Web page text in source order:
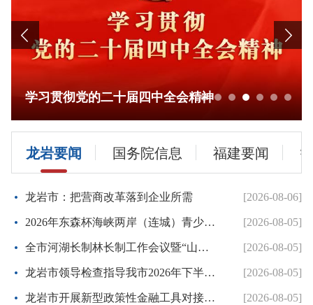
学习贯彻党的二十届四中全会精神
龙岩要闻 国务院信息 福建要闻
[2026-08-06]
龙岩市：把营商改革落到企业所需
[2026-08-05]
2026年东森杯海峡两岸（连城）青少年棒球邀请赛暨第七届海峡...
[2026-08-05]
全市河湖长制林长制工作会议暨“山水龙岩”生态品牌建设推进...
[2026-08-05]
龙岩市领导检查指导我市2026年下半年征兵体检工作
[2026-08-05]
龙岩市开展新型政策性金融工具对接服务工作